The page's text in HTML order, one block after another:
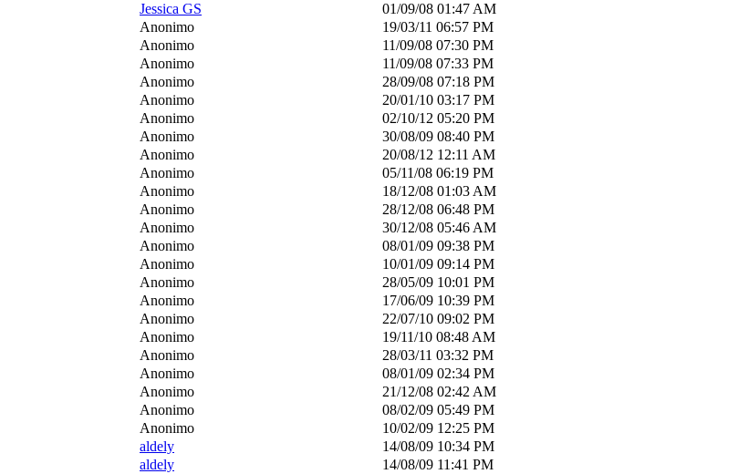
Jessica GS 01/09/08 01:47 AM
Anonimo 19/03/11 06:57 PM
Anonimo 11/09/08 07:30 PM
Anonimo 11/09/08 07:33 PM
Anonimo 28/09/08 07:18 PM
Anonimo 20/01/10 03:17 PM
Anonimo 02/10/12 05:20 PM
Anonimo 30/08/09 08:40 PM
Anonimo 20/08/12 12:11 AM
Anonimo 05/11/08 06:19 PM
Anonimo 18/12/08 01:03 AM
Anonimo 28/12/08 06:48 PM
Anonimo 30/12/08 05:46 AM
Anonimo 08/01/09 09:38 PM
Anonimo 10/01/09 09:14 PM
Anonimo 28/05/09 10:01 PM
Anonimo 17/06/09 10:39 PM
Anonimo 22/07/10 09:02 PM
Anonimo 19/11/10 08:48 AM
Anonimo 28/03/11 03:32 PM
Anonimo 08/01/09 02:34 PM
Anonimo 21/12/08 02:42 AM
Anonimo 08/02/09 05:49 PM
Anonimo 10/02/09 12:25 PM
aldely 14/08/09 10:34 PM
aldely 14/08/09 11:41 PM